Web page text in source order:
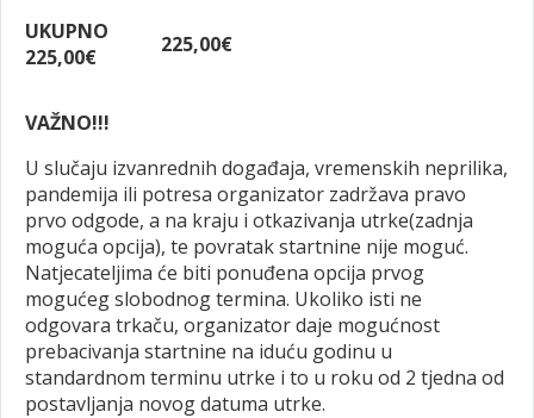
UKUPNO
225,00€
225,00€
VAŽNO!!!
U slučaju izvanrednih događaja, vremenskih neprilika,
pandemija ili potresa organizator zadržava pravo
prvo odgode, a na kraju i otkazivanja utrke(zadnja
moguća opcija), te povratak startnine nije moguć.
Natjecateljima će biti ponuđena opcija prvog
mogućeg slobodnog termina. Ukoliko isti ne
odgovara trkaču, organizator daje mogućnost
prebacivanja startnine na iduću godinu u
standardnom terminu utrke i to u roku od 2 tjedna od
postavljanja novog datuma utrke.